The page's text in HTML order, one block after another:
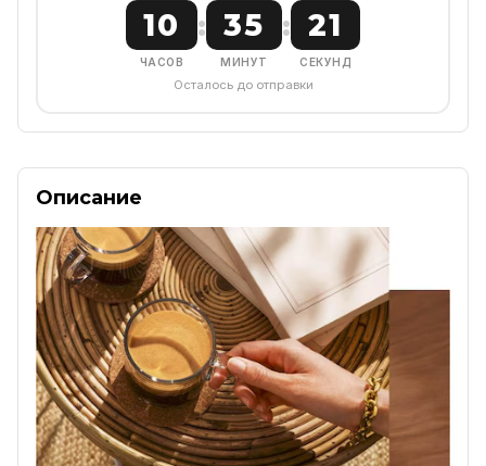
10
ЧАСОВ
: 35
МИНУТ
: 21
СЕКУНД
Осталось до отправки
Описание